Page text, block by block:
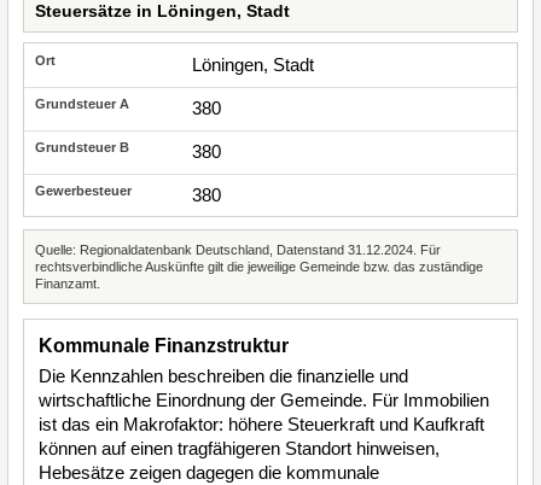
Steuersätze in Löningen, Stadt
Löningen, Stadt
380
380
380
Quelle: Regionaldatenbank Deutschland, Datenstand 31.12.2024. Für
rechtsverbindliche Auskünfte gilt die jeweilige Gemeinde bzw. das zuständige
Finanzamt.
Kommunale Finanzstruktur
Die Kennzahlen beschreiben die finanzielle und
wirtschaftliche Einordnung der Gemeinde. Für Immobilien
ist das ein Makrofaktor: höhere Steuerkraft und Kaufkraft
können auf einen tragfähigeren Standort hinweisen,
Hebesätze zeigen dagegen die kommunale